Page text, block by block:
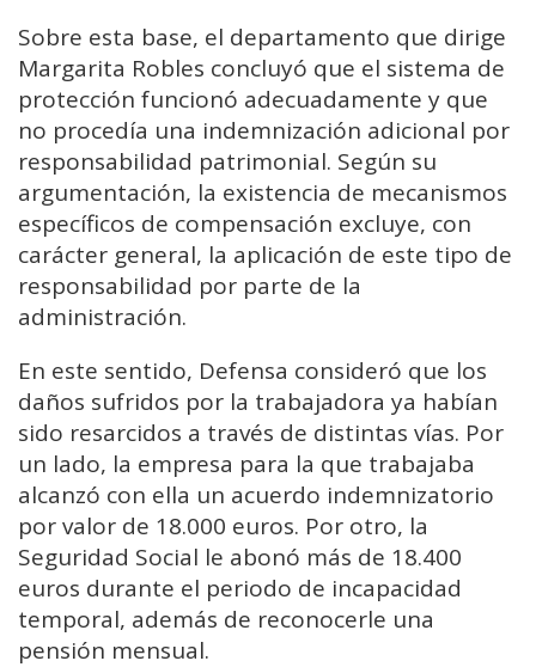
Sobre esta base, el departamento que dirige
Margarita Robles concluyó que el sistema de
protección funcionó adecuadamente y que
no procedía una indemnización adicional por
responsabilidad patrimonial. Según su
argumentación, la existencia de mecanismos
específicos de compensación excluye, con
carácter general, la aplicación de este tipo de
responsabilidad por parte de la
administración.
En este sentido, Defensa consideró que los
daños sufridos por la trabajadora ya habían
sido resarcidos a través de distintas vías. Por
un lado, la empresa para la que trabajaba
alcanzó con ella un acuerdo indemnizatorio
por valor de 18.000 euros. Por otro, la
Seguridad Social le abonó más de 18.400
euros durante el periodo de incapacidad
temporal, además de reconocerle una
pensión mensual.